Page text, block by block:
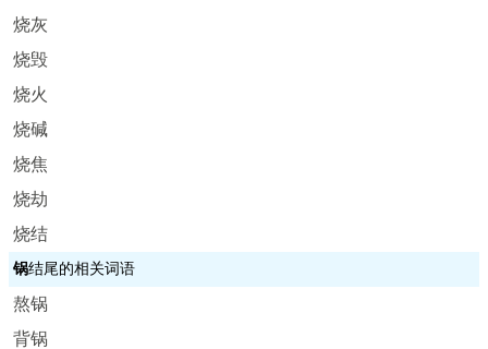
烧灰
烧毁
烧火
烧碱
烧焦
烧劫
烧结
锅结尾的相关词语
熬锅
背锅